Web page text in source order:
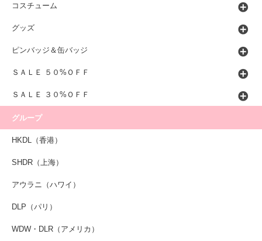
コスチューム
グッズ
ピンバッジ＆缶バッジ
ＳＡＬＥ ５０%ＯＦＦ
ＳＡＬＥ ３０%ＯＦＦ
グループ
HKDL（香港）
SHDR（上海）
アウラニ（ハワイ）
DLP（パリ）
WDW・DLR（アメリカ）